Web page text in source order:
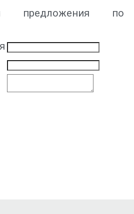
предложения по